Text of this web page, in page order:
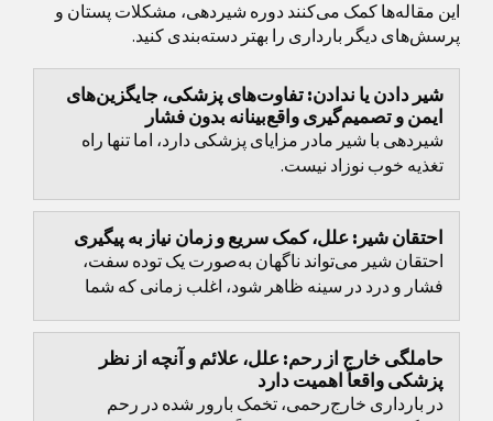
این مقاله‌ها کمک می‌کنند دوره شیردهی، مشکلات پستان و
پرسش‌های دیگر بارداری را بهتر دسته‌بندی کنید.
شیر دادن یا ندادن: تفاوت‌های پزشکی، جایگزین‌های
ایمن و تصمیم‌گیری واقع‌بینانه بدون فشار
شیردهی با شیر مادر مزایای پزشکی دارد، اما تنها راه
تغذیه خوب نوزاد نیست.
احتقان شیر: علل، کمک سریع و زمان نیاز به پیگیری
احتقان شیر می‌تواند ناگهان به‌صورت یک توده سفت،
فشار و درد در سینه ظاهر شود، اغلب زمانی که شما
حاملگی خارج از رحم: علل، علائم و آنچه از نظر
پزشکی واقعاً اهمیت دارد
در بارداری خارج‌رحمی، تخمک بارور شده در رحم